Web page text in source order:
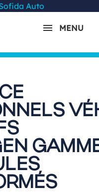
Auto
MENU